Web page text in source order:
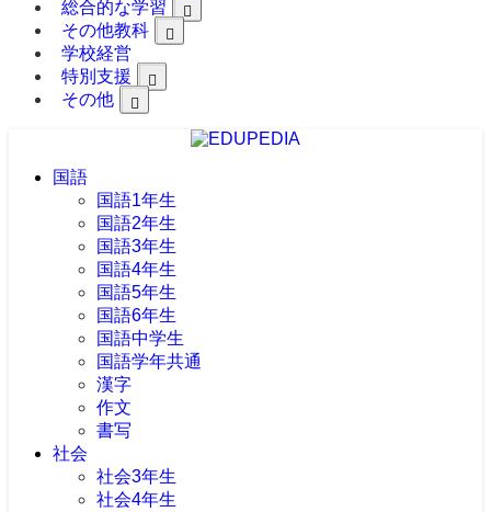
総合的な学習
その他教科
学校経営
特別支援
その他
国語
国語1年生
国語2年生
国語3年生
国語4年生
国語5年生
国語6年生
国語中学生
国語学年共通
漢字
作文
書写
社会
社会3年生
社会4年生